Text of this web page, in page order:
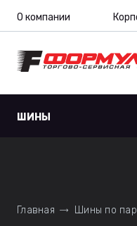
О компании
ШИНЫ
Главная Шины по